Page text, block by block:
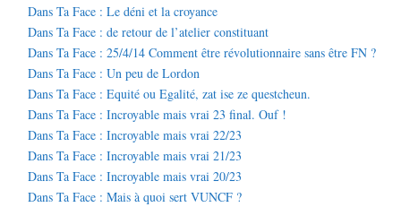
Dans Ta Face : Le déni et la croyance
Dans Ta Face : de retour de l’atelier constituant
Dans Ta Face : 25/4/14 Comment être révolutionnaire sans être FN ?
Dans Ta Face : Un peu de Lordon
Dans Ta Face : Equité ou Egalité, zat ise ze questcheun.
Dans Ta Face : Incroyable mais vrai 23 final. Ouf !
Dans Ta Face : Incroyable mais vrai 22/23
Dans Ta Face : Incroyable mais vrai 21/23
Dans Ta Face : Incroyable mais vrai 20/23
Dans Ta Face : Mais à quoi sert VUNCF ?